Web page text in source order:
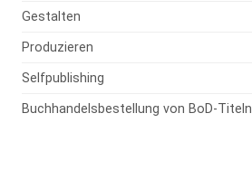
Gestalten
Produzieren
Selfpublishing
Buchhandelsbestellung von BoD-Titeln